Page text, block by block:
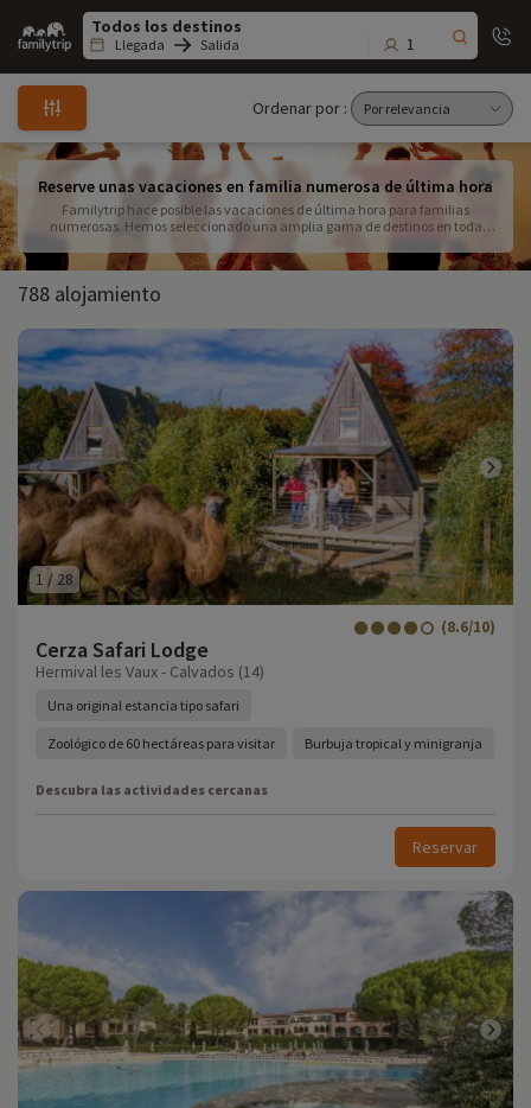
Family
trip
Llegada Salida 1
Ordenar por :
Reserve unas vacaciones en familia numerosa de última hora
Familytrip hace posible las vacaciones de última hora para familias
numerosas. Hemos seleccionado una amplia gama de destinos en toda
hoteles y pueblos de vacaciones. A continuación encontrará nuestras
ofertas de última hora para que pueda viajar con su familia numerosa.
788 alojamiento
1 /28
Cerza Safari Lodge
(8.6/10)
Hermival les Vaux - Calvados (14)
Una original estancia tipo safari
Zoológico de 60 hectáreas para visitar Burbuja tropical y minigranja
Descubra las actividades cercanas
Reservar